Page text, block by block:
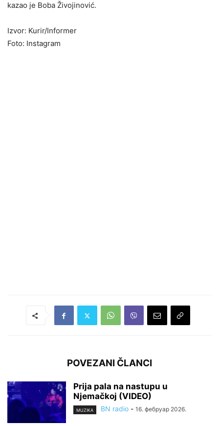
kazao je Boba Živojinović.
Izvor: Kurir/Informer
Foto: Instagram
POVEZANI ČLANCI
Prija pala na nastupu u
Njemačkoj (VIDEO)
MUZIKA BN radio - 16. фебруар 2026.